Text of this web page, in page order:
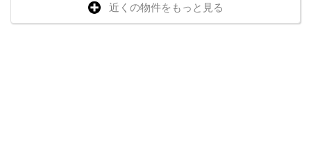
近くの物件をもっと見る